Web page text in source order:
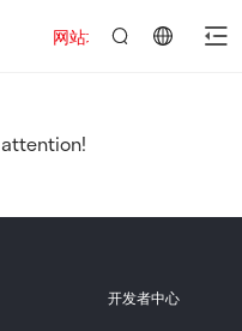
网站地址已迁移，欢迎
开发者中心